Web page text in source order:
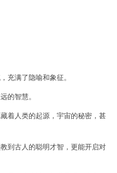
满了隐喻和象征。
智慧。
人类的起源，宇宙的秘密，甚
古人的聪明才智，更能开启对